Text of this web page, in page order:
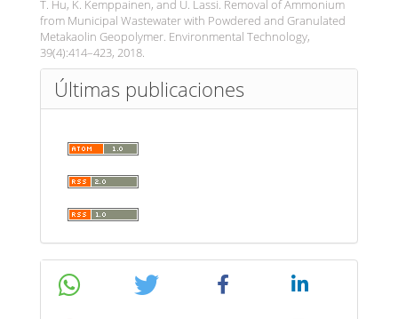
T. Hu, K. Kemppainen, and U. Lassi. Removal of Ammonium
from Municipal Wastewater with Powdered and Granulated
Metakaolin Geopolymer. Environmental Technology,
39(4):414–423, 2018.
Últimas publicaciones